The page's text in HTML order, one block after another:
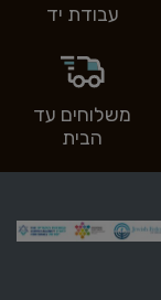
עבודת יד
משלוחים עד
הבית